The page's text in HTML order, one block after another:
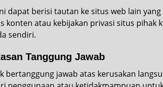
dapat berisi tautan ke situs web lain
konten atau kebijakan privasi situs pihak
sendiri.
Tanggung Jawab
bertanggung jawab atas kerusakan